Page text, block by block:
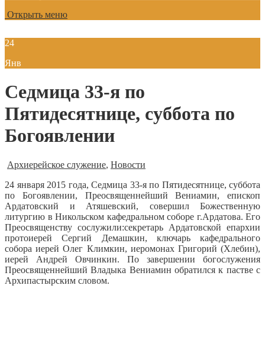
Открыть меню
24
Янв
Седмица 33-я по
Пятидесятнице, суббота по
Богоявлении
Архиерейское служение, Новости
24 января 2015 года, Седмица 33-я по Пятидесятнице, суббота
по Богоявлении, Преосвященнейший Вениамин, епископ
Ардатовский и Атяшевский, совершил Божественную
литургию в Никольском кафедральном соборе г.Ардатова. Его
Преосвященству сослужили:секретарь Ардатовской епархии
протоиерей Сергий Демашкин, ключарь кафедрального
собора иерей Олег Климкин, иеромонах Григорий (Хлебин),
иерей Андрей Овчинкин. По завершении богослужения
Преосвященнейший Владыка Вениамин обратился к пастве с
Архипастырским словом.